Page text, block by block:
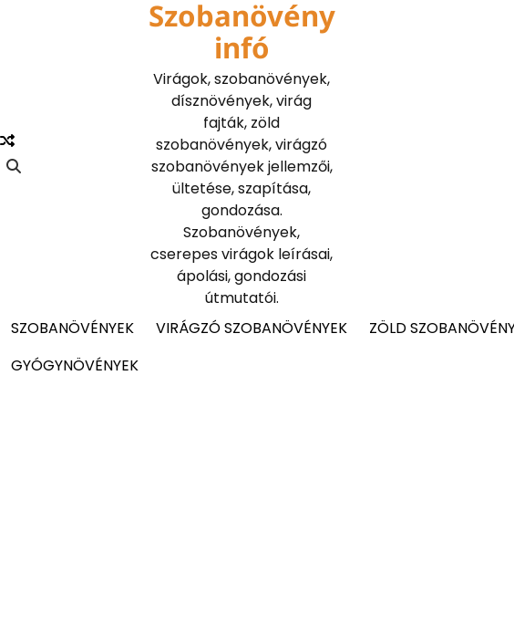
Szobanövény
infó
Virágok, szobanövények,
dísznövények, virág
fajták, zöld
szobanövények, virágzó
szobanövények jellemzői,
ültetése, szapítása,
gondozása.
Szobanövények,
cserepes virágok leírásai,
ápolási, gondozási
útmutatói.
SZOBANÖVÉNYEK
VIRÁGZÓ SZOBANÖVÉNYEK ZÖLD
GYÓGYNÖVÉNYEK